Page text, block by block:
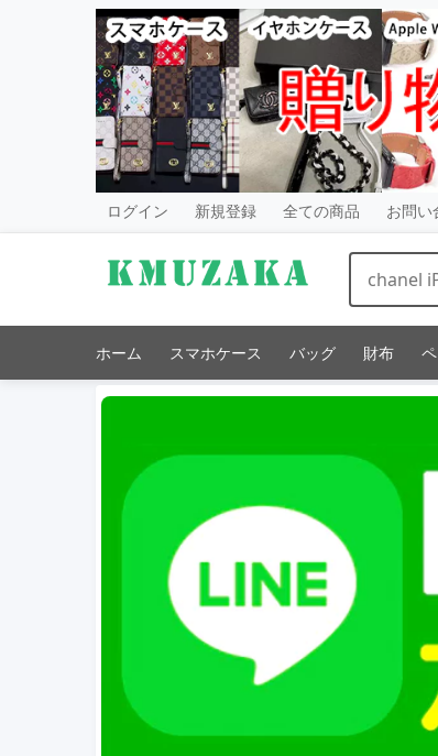
ログイン 新規登録 全ての商品 お問い
ホーム スマホケース バッグ 財布